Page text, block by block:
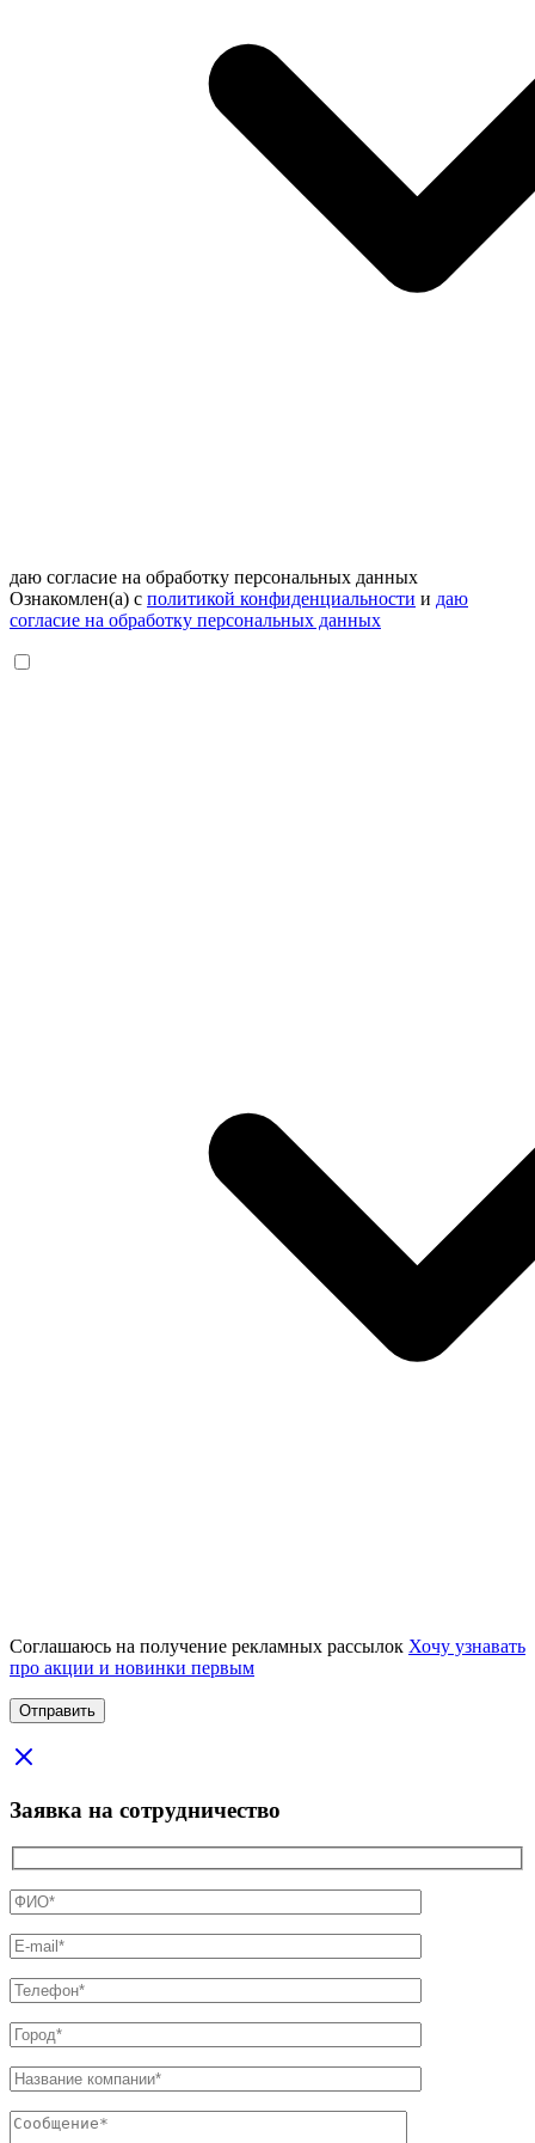
даю согласие на обработку персональных данных
Ознакомлен(а) с политикой конфиденциальности и даю
согласие на обработку персональных данных
Соглашаюсь на получение рекламных рассылок Хочу узнавать
про акции и новинки первым
Заявка на сотрудничество